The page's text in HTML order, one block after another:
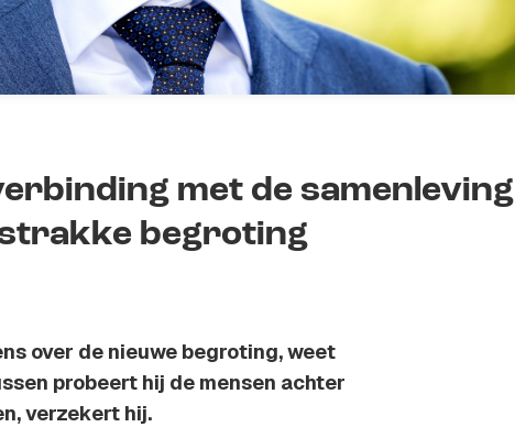
met de samenleving
begroting
over de nieuwe begroting, weet
probeert hij de mensen achter
verzekert hij.